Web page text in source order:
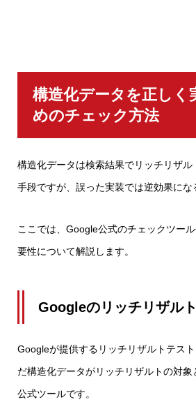
構造化データを正しく
めのチェック方法
構造化データは検索結果でリッチリザ
手段ですが、誤った実装では逆効果にな
ここでは、Google公式のチェックツー
要性について解説します。
Googleのリッチリザル
Googleが提供するリッチリザルトテス
だ構造化データがリッチリザルトの対
公式ツールです。